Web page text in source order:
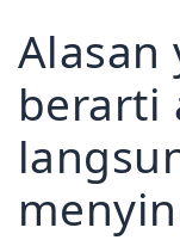
Alasan
berarti